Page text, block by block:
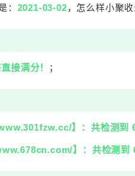
： 2021-03-02，怎么样小聚
接满分！ ；
】：共检测到
】：共检测到